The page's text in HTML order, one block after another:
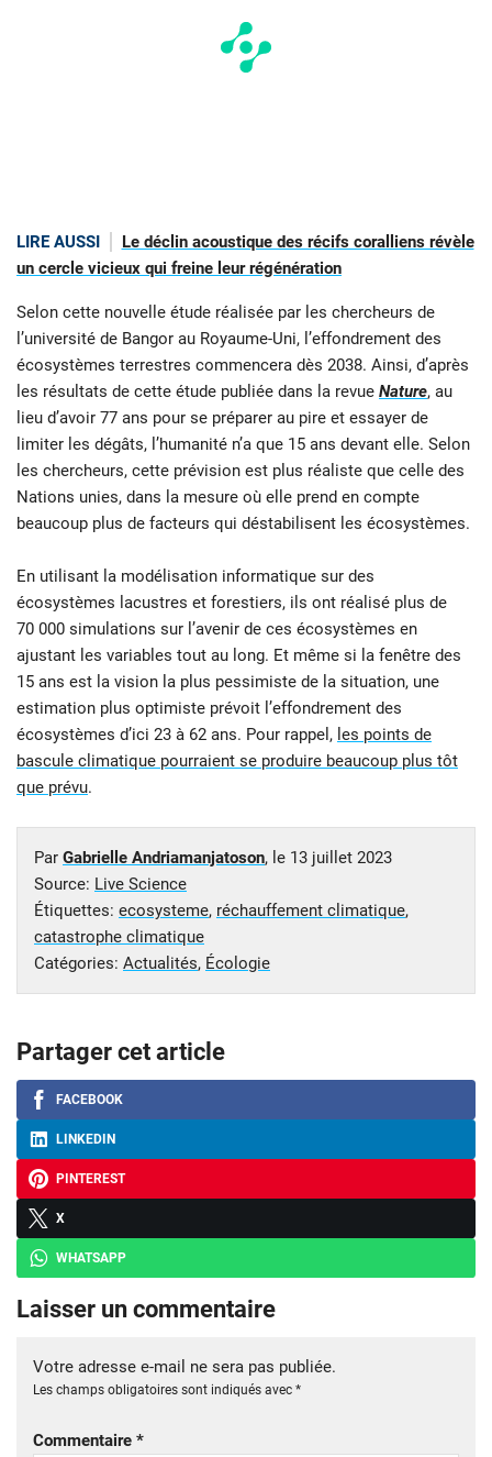
LIRE AUSSI
Le déclin acoustique des récifs coralliens révèle
un cercle vicieux qui freine leur régénération
Selon cette nouvelle étude réalisée par les chercheurs de
l’université de Bangor au Royaume-Uni, l’effondrement des
écosystèmes terrestres commencera dès 2038. Ainsi, d’après
les résultats de cette étude publiée dans la revue Nature, au
lieu d’avoir 77 ans pour se préparer au pire et essayer de
limiter les dégâts, l’humanité n’a que 15 ans devant elle. Selon
les chercheurs, cette prévision est plus réaliste que celle des
Nations unies, dans la mesure où elle prend en compte
beaucoup plus de facteurs qui déstabilisent les écosystèmes.
En utilisant la modélisation informatique sur des
écosystèmes lacustres et forestiers, ils ont réalisé plus de
70 000 simulations sur l’avenir de ces écosystèmes en
ajustant les variables tout au long. Et même si la fenêtre des
15 ans est la vision la plus pessimiste de la situation, une
estimation plus optimiste prévoit l’effondrement des
écosystèmes d’ici 23 à 62 ans. Pour rappel, les points de
bascule climatique pourraient se produire beaucoup plus tôt
que prévu.
Par Gabrielle Andriamanjatoson, le 13 juillet 2023
Source: Live Science
Étiquettes: ecosysteme, réchauffement climatique,
catastrophe climatique
Catégories: Actualités, Écologie
Partager cet article
FACEBOOK
LINKEDIN
PINTEREST
X
WHATSAPP
Laisser un commentaire
Votre adresse e-mail ne sera pas publiée.
Les champs obligatoires sont indiqués avec *
Commentaire *